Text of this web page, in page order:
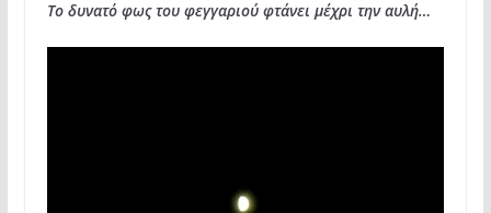
Το δυνατό φως του φεγγαριού φτάνει μέχρι την αυλή…